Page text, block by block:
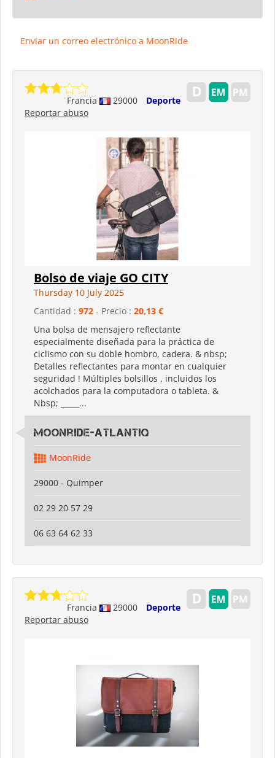
Enviar un correo electrónico a MoonRide
Francia 29000
Deporte
Reportar abuso
Bolso de viaje GO CITY
Thursday 10 July 2025
Cantidad : 972 - Precio : 20,13 €
Una bolsa de mensajero reflectante
especialmente diseñada para la práctica de
ciclismo con su doble hombro, cadera. & nbsp;
Detalles reflectantes para montar en cualquier
seguridad ! Múltiples bolsillos , incluidos los
acolchados para la computadora o tableta. &
Nbsp; _____...
Moonride-Atlantiq
MoonRide
29000 - Quimper
02 29 20 57 29
06 63 64 62 33
Francia 29000
Deporte
Reportar abuso